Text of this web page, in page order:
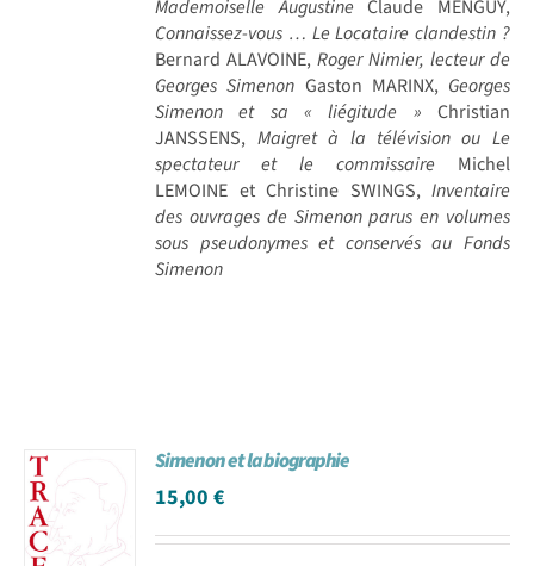
Mademoiselle Augustine Claude MENGUY,
Connaissez-vous … Le Locataire clandestin ?
Bernard ALAVOINE,Roger Nimier, lecteur de
Georges Simenon Gaston MARINX, Georges
Simenon et sa « liégitude » Christian
JANSSENS, Maigret à la télévision ou Le
spectateur et le commissaire Michel
LEMOINE et Christine SWINGS, Inventaire
des ouvrages de Simenon parus en volumes
sous pseudonymes et conservés au Fonds
Simenon
Simenon et la biographie
15,00€